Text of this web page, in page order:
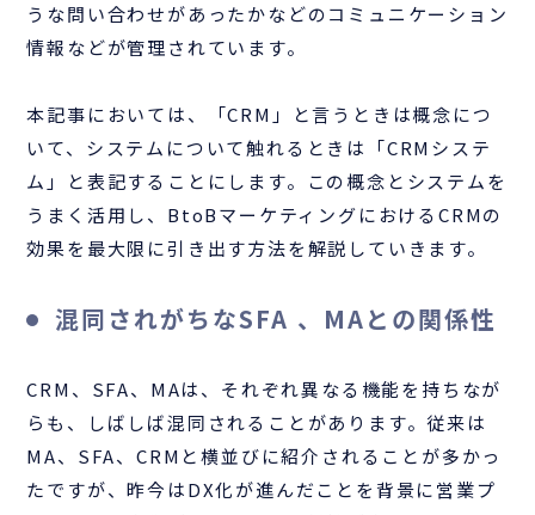
うな問い合わせがあったかなどのコミュニケーション
情報などが管理されています。
本記事においては、「CRM」と言うときは概念につ
いて、システムについて触れるときは「CRMシステ
ム」と表記することにします。この概念とシステムを
うまく活用し、BtoBマーケティングにおけるCRMの
効果を最大限に引き出す方法を解説していきます。
混同されがちなSFA 、MAとの関係性
CRM、SFA、MAは、それぞれ異なる機能を持ちなが
らも、しばしば混同されることがあります。従来は
MA、SFA、CRMと横並びに紹介されることが多かっ
たですが、昨今はDX化が進んだことを背景に営業プ